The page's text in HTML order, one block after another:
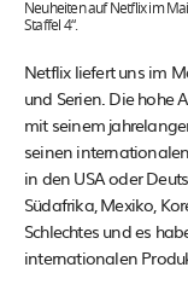
Neuheiten auf Netflix im
Staffel 4“.
Netflix liefert uns im
und Serien. Die hohe
mit seinem
seinen
in den USA oder
Südafrika, Mexiko,
Schlechtes und es
internationalen